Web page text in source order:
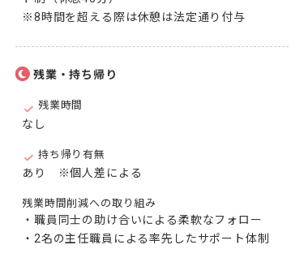
※8時間を超える際は休憩は法定通り付与
残業・持ち帰り
残業時間
なし
持ち帰り有無
あり　※個人差による
残業時間削減への取り組み
・職員同士の助け合いによる柔軟なフォロー
・2名の主任職員による率先したサポート体制